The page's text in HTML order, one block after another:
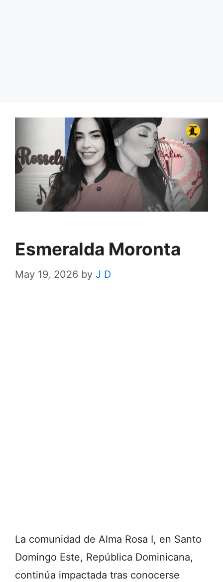
Esmeralda Moronta
May 19, 2026 by J D
La comunidad de Alma Rosa I, en Santo
Domingo Este, República Dominicana,
continúa impactada tras conocerse